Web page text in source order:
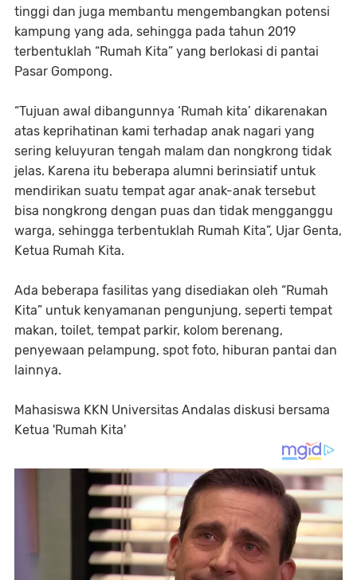
tinggi dan juga membantu mengembangkan potensi
kampung yang ada, sehingga pada tahun 2019
terbentuklah “Rumah Kita” yang berlokasi di pantai
Pasar Gompong.
“Tujuan awal dibangunnya ‘Rumah kita’ dikarenakan
atas keprihatinan kami terhadap anak nagari yang
sering keluyuran tengah malam dan nongkrong tidak
jelas. Karena itu beberapa alumni berinsiatif untuk
mendirikan suatu tempat agar anak-anak tersebut
bisa nongkrong dengan puas dan tidak mengganggu
warga, sehingga terbentuklah Rumah Kita”, Ujar Genta,
Ketua Rumah Kita.
Ada beberapa fasilitas yang disediakan oleh “Rumah
Kita” untuk kenyamanan pengunjung, seperti tempat
makan, toilet, tempat parkir, kolom berenang,
penyewaan pelampung, spot foto, hiburan pantai dan
lainnya.
Mahasiswa KKN Universitas Andalas diskusi bersama
Ketua 'Rumah Kita'